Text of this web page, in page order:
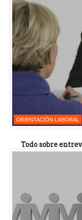
ORIENTACIÓN LABORAL
Todo sobre